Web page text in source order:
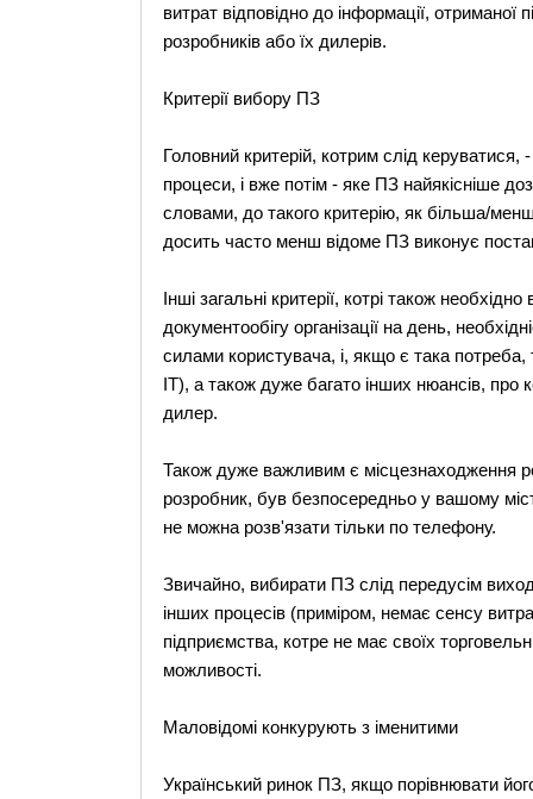
витрат відповідно до інформації, отриманої
розробників або їх дилерів.
Критерії вибору ПЗ
Головний критерій, котрим слід
процеси, і вже потім - яке ПЗ найякісніше
словами, до такого критерію, як більша/
досить часто менш відоме ПЗ виконує
Інші загальні критерії, котрі також
документообігу організації на день,
силами користувача, і, якщо є така потреба,
ІТ), а також дуже багато інших нюансів, про
дилер.
Також дуже важливим є місцезнаходження
розробник, був безпосередньо у вашому
не можна розв'язати тільки по телефону.
Звичайно, вибирати ПЗ слід передусім
інших процесів (приміром, немає сенсу
підприємства, котре не має своїх
можливості.
Маловідомі конкурують з іменитими
Український ринок ПЗ, якщо порівнювати